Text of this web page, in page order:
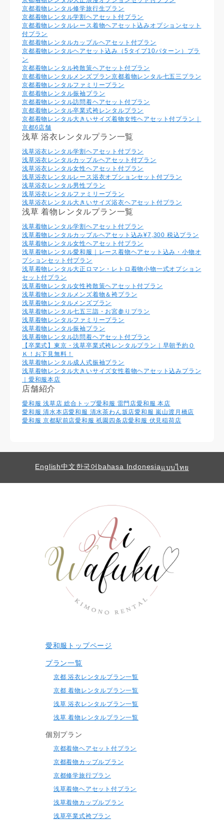
京都着物レンタル修学旅行生プラン
京都着物レンタル学割ヘアセット付プラン
京都着物レンタルレース着物ヘアセット込みオプションセット
付プラン
京都着物レンタルカップルヘアセット付プラン
京都着物レンタルヘアセット込み（5タイプ10パターン）プラ
ン
京都着物レンタル袴散策ヘアセット付プラン
京都着物レンタルメンズプラン京都着物レンタル七五三プラン
京都着物レンタルファミリープラン
京都着物レンタル振袖プラン
京都着物レンタル訪問着ヘアセット付プラン
京都着物レンタル卒業式袴レンタルプラン
京都着物レンタル大きいサイズ着物女性ヘアセット付プラン｜
京都6店舗
浅草 浴衣レンタルプラン一覧
浅草浴衣レンタル学割ヘアセット付プラン
浅草浴衣レンタルカップルヘアセット付プラン
浅草浴衣レンタル⼥性ヘアセット付プラン
浅草浴衣レンタルレース浴衣オプションセット付プラン
浅草浴衣レンタル男性プラン
浅草浴衣レンタルファミリープラン
浅草浴衣レンタル大きいサイズ浴衣ヘアセット付プラン
浅草 着物レンタルプラン一覧
浅草着物レンタル学割ヘアセット付プラン
浅草着物レンタルカップルヘアセット込み¥7,300 税込プラン
浅草着物レンタル⼥性ヘアセット付プラン
浅草着物レンタル愛和服｜レース着物ヘアセット込み・小物オ
プションセット付プラン
浅草着物レンタル大正ロマン・レトロ着物小物一式オプション
セット付プラン
浅草着物レンタル女性袴散策ヘアセット付プラン
浅草着物レンタルメンズ着物＆袴プラン
浅草着物レンタルメンズプラン
浅草着物レンタル七五三詣・お宮参りプラン
浅草着物レンタルファミリープラン
浅草着物レンタル振袖プラン
浅草着物レンタル訪問着ヘアセット付プラン
【卒業式】東京・浅草卒業式袴レンタルプラン｜早朝予約Ｏ
Ｋ！お下見無料！
浅草着物レンタル成人式振袖プラン
浅草着物レンタル大きいサイズ女性着物ヘアセット込みプラン
｜愛和服本店
店舗紹介
愛和服 浅草店 総合トップ愛和服 雷門店愛和服 本店
愛和服 清水本店愛和服 清水茶わん坂店愛和服 嵐山渡月橋店
愛和服 京都駅前店愛和服 祇園四条店愛和服 伏見稲荷店
English中文한국어 bahasa Indonesiaแบบไทย
愛和服トップページ
プラン一覧
京都 浴衣レンタルプラン一覧
京都 着物レンタルプラン一覧
浅草 浴衣レンタルプラン一覧
浅草 着物レンタルプラン一覧
個別プラン
京都着物ヘアセット付プラン
京都着物カップルプラン
京都修学旅行プラン
浅草着物ヘアセット付プラン
浅草着物カップルプラン
浅草卒業式袴プラン